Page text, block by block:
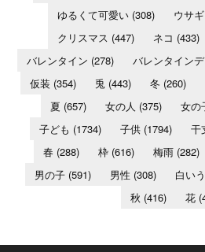
ゆるくて可愛い(308) ウサギ
クリスマス (447) ネコ (433)
バレンタイン (278) バレンタイン
仮装 (354) 兎 (443) 冬 (260)
夏 (657) 女の人 (375) 女の
子ども (1734) 子供 (1794) 干
春(288) 枠(616) 梅雨(282)
男の子 (591) 男性 (308) 白い
秋 (416) 花